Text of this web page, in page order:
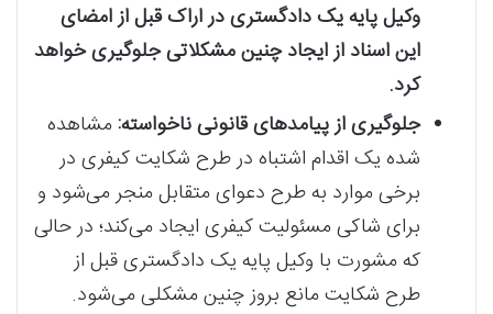
وکیل پایه یک دادگستری در اراک قبل از امضای
این اسناد از ایجاد چنین مشکلاتی جلوگیری خواهد
کرد.
جلوگیری از پیامدهای قانونی ناخواسته:مشاهده
شده یک اقدام اشتباه در طرح شکایت کیفری در
برخی موارد به طرح دعوای متقابل منجر می‌شود و
برای شاکی مسئولیت کیفری ایجاد می‌کند؛ در حالی
که مشورت با وکیل پایه یک دادگستری قبل از
طرح شکایت مانع بروز چنین مشکلی می‌شود.